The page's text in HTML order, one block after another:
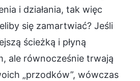
i działania, tak więc
się zamartwiać? Jeśli
ścieżką i płyną
ale równocześnie trwają
„przodków”, wówczas